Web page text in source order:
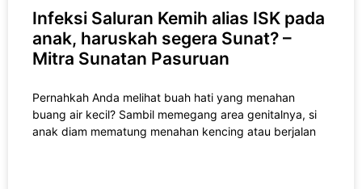
Infeksi Saluran Kemih alias ISK pada
anak, haruskah segera Sunat? –
Mitra Sunatan Pasuruan
Pernahkah Anda melihat buah hati yang menahan
buang air kecil? Sambil memegang area genitalnya, si
anak diam mematung menahan kencing atau berjalan